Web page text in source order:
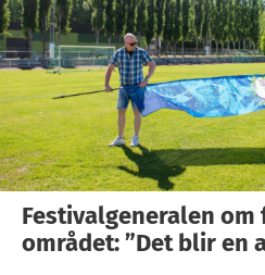
Festivalgeneralen
området: ”Det blir en